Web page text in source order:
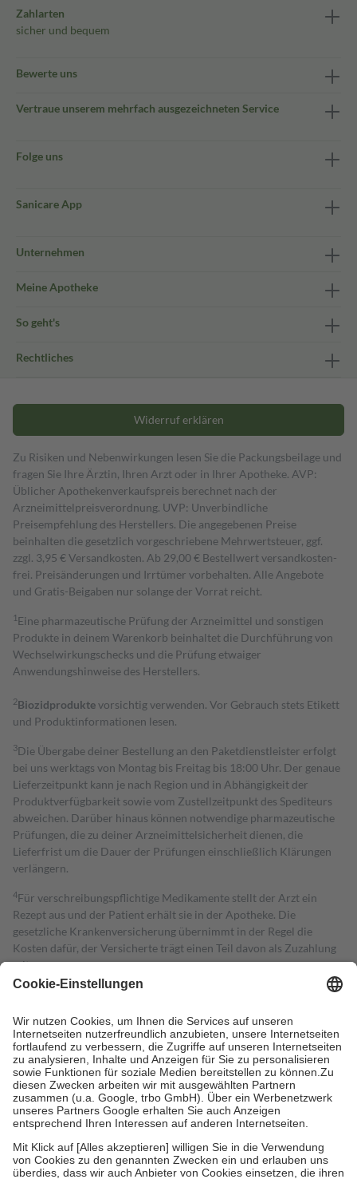
Zahlarten
sicher und bequem
Bewerte uns
Vertraue unserem mehrfach ausgezeichneten Service
Folge uns
Sanicare App
Unternehmen
Meine Apotheke
So geht's
Rechtliches
Widerruf erklären
Zu Risiken und Nebenwirkungen lesen Sie die Packungsbeilage und
fragen Sie Ihre Ärztin, Ihren Arzt oder in Ihrer Apotheke. AVP:
Üblicher Apothekenverkaufspreis berechnet nach der
Arzneimittelpreisverordnung. UVP: Unverbindliche
Preisempfehlung des Herstellers. Die angegebenen Preise
beinhalten die gesetzlich vorgeschriebene Mehrwertsteuer, ggf.
zzgl. 3,95 € Versandkosten. Ab 29,00 € Bestell­wert versand­kosten­
frei. Preisänderungen und Irrtümer vorbehalten. Alle Angebote
und Gratis-Beigaben nur solange der Vorrat reicht.
1 Eine pharmazeutische Prüfung der Arzneimittel und sonstigen
Produkte in deinem Warenkorb beinhaltet die Durchführung von
Wechselwirkungschecks und die Prüfung etwaiger
Anwendungshinweise des Herstellers.
2Biozidproduktevorsichtig verwenden. Vor Gebrauch stets Etikett
und Produktinformationen lesen.
3Die Übergabe deiner Bestellung an den Paketdienstleister erfolgt
bei uns werktags von Montag bis Freitag bis 18:00 Uhr. Der genaue
Lieferzeitpunkt kann je nach Region und in Abhängigkeit der
Produktverfügbarkeit sowie vom Zustellzeitpunkt des Spediteurs
abweichen. Darüber hinaus können notwendige pharmazeutische
Prüfungen, die zu deiner Arzneimittelsicherheit dienen, die
Lieferfrist um die Dauer der Prüfungen einschließlich Klärungen
verlängern.
4Für verschreibungspflichtige Medikamente stellt der Arzt ein
Rezept aus und der Patient erhält sie in der Apotheke. Die
gesetzliche Krankenversicherung übernimmt in der Regel die
Kosten dafür, der Versicherte trägt einen Teil davon als Zuzahlung
mit.
Grundsätzlich leisten Mitglieder Zuzahlungen in Höhe von zehn
höchstens zehn Euro.
Es sind jedoch nie mehr als die tatsächlichen
Kosten der Leistung zu entrichten.
Diese Regeln gelten grundsätzlich auch für Online-Apotheken.
Bei Heilmitteln und häuslicher Krankenpflege beträgt die
Zuzahlung zehn Prozent der Kosten sowie zehn Euro je
Verordnung.
Um das Engagement der Versicherten für ihre eigene Gesundheit zu
stärken und die besondere Stellung der Familie zu unterstützen,
fallenkeine Zuzahlungenan bei:
• Kindern und Jugendlichen bis zum vollendeten 18. Lebensjahr